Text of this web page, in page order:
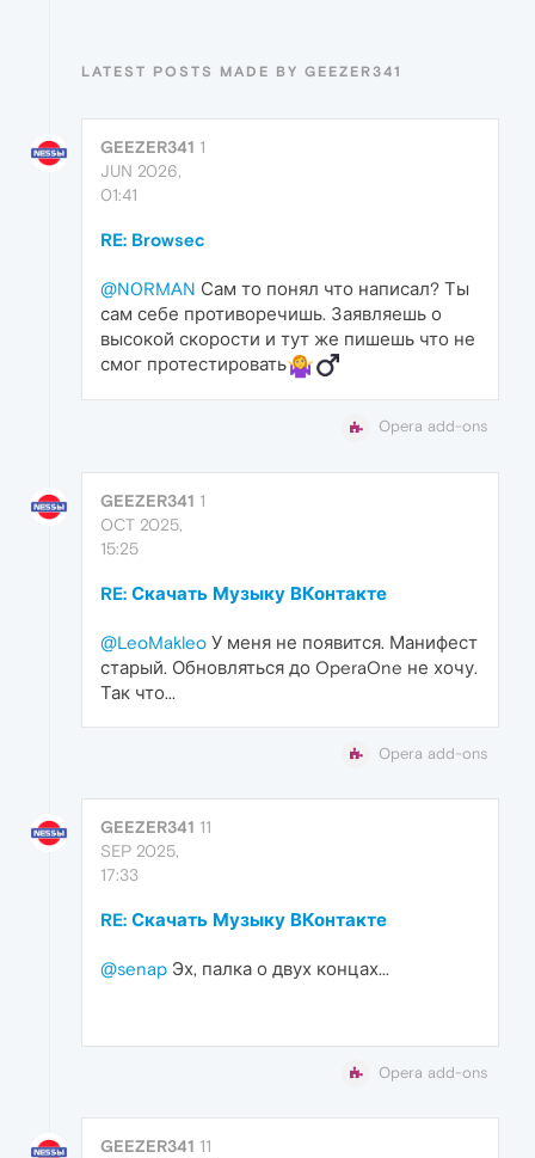
LATEST POSTS MADE BY GEEZER341
GEEZER341 1
JUN 2026,
01:41
RE: Browsec
@N0RMAN Сам то понял что написал? Ты
сам себе противоречишь. Заявляешь о
высокой скорости и тут же пишешь что не
смог протестировать
Opera add-ons
GEEZER341 1
OCT 2025,
15:25
RE: Скачать Музыку ВКонтакте
@LeoMakleo У меня не появится. Манифест
старый. Обновляться до OperaOne не хочу.
Так что...
Opera add-ons
GEEZER341 11
SEP 2025,
17:33
RE: Скачать Музыку ВКонтакте
@senap Эх, палка о двух концах...
Opera add-ons
GEEZER341 11